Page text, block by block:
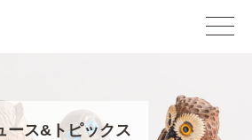
ース&トピックス